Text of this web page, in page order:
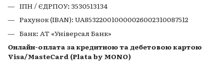
ІПН / ЄДРПОУ: 3530513134
Рахунок (IBAN): UA853220010000026002310087512
Банк: АТ «Універсал Банк»
Онлайн-оплата за кредитною та дебетовою картою
Visa/MasteCard (Plata by MONO)